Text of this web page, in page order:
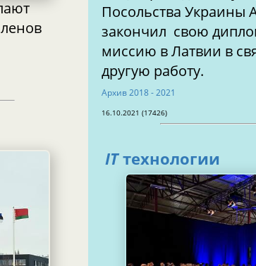
Посольства Украины
закончил свою дипломатическую
миссию в Латвии в
другую работу.
Архив 2018 - 2021
16.10.2021 (17426)
ITтехнологии